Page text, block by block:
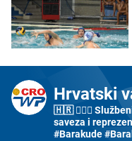
Hrvatski
🇭🇷 🤽🏼‍♂️
saveza i
#Barakude